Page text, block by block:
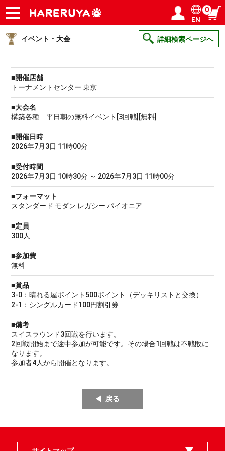
ショップ
買取
記事
デッキ検索
デッキ構築
選手一覧
店舗一覧
イベント
ヘルプ
お問い合わせ ログイン／会員登録
EN
0
イベント・大会 詳細検索ページへ
■開催店舗
トーナメントセンター 東京
■大会名
構築各種 平日朝の無料イベント[3回戦][無料]
■開催日時
2026年7月3日 11時00分
■受付時間
2026年7月3日 10時30分 ～ 2026年7月3日 11時00分
■フォーマット
スタンダード モダン レガシー パイオニア
■定員
300人
■参加費
無料
■賞品
3-0：晴れる屋ポイント500ポイント（デッキリストと交換）
2-1：シングルカード100円割引券
■備考
スイスラウンド3回戦を行います。
2回戦開始まで途中参加が可能です。その場合1回戦は不戦敗に
なります。
参加者4人から開催となります。
戻る